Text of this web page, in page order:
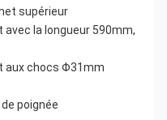
supérieur
la longueur 590mm,
aux chocs Φ31mm
poignée